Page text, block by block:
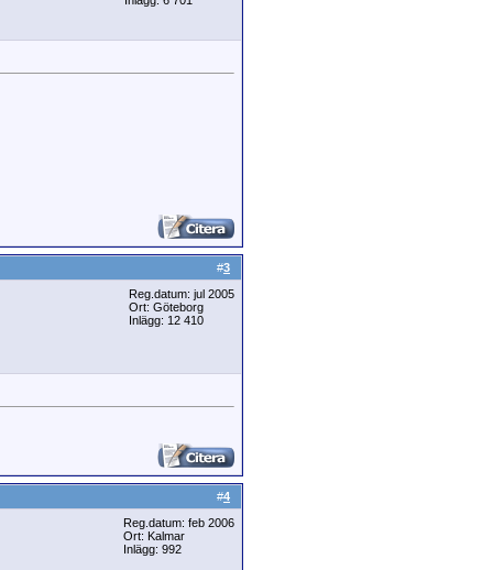
#3
Reg.datum: jul 2005
Ort: Göteborg
Inlägg: 12 410
#4
Reg.datum: feb 2006
Ort: Kalmar
Inlägg: 992